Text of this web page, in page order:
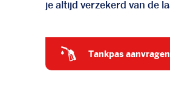
je altijd verzekerd van de
tankpas aanvragen